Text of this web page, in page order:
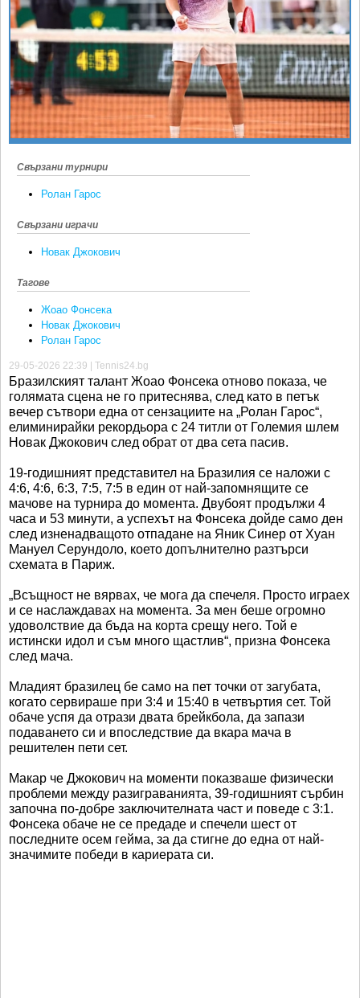
КЛУБОВЕ
БЛОГ
ВИДЕО
ЖЪЛТО
РАКЕТНИ
Спорт&Фитнес
Други
Любители
Свързани турнири
Ролан Гарос
Свързани играчи
Новак Джокович
Тагове
Жоао Фонсека
Новак Джокович
Ролан Гарос
29-05-2026 22:39 | Tennis24.bg
Бразилският талант Жоао Фонсека отново показа, че
голямата сцена не го притеснява, след като в петък
вечер сътвори една от сензациите на „Ролан Гарос“,
елиминирайки рекордьора с 24 титли от Големия шлем
Новак Джокович след обрат от два сета пасив.
19-годишният представител на Бразилия се наложи с
4:6, 4:6, 6:3, 7:5, 7:5 в един от най-запомнящите се
мачове на турнира до момента. Двубоят продължи 4
часа и 53 минути, а успехът на Фонсека дойде само ден
след изненадващото отпадане на Яник Синер от Хуан
Мануел Серундоло, което допълнително разтърси
схемата в Париж.
„Всъщност не вярвах, че мога да спечеля. Просто играех
и се наслаждавах на момента. За мен беше огромно
удоволствие да бъда на корта срещу него. Той е
истински идол и съм много щастлив“, призна Фонсека
след мача.
Младият бразилец бе само на пет точки от загубата,
когато сервираше при 3:4 и 15:40 в четвъртия сет. Той
обаче успя да отрази двата брейкбола, да запази
подаването си и впоследствие да вкара мача в
решителен пети сет.
Макар че Джокович на моменти показваше физически
проблеми между разиграванията, 39-годишният сърбин
започна по-добре заключителната част и поведе с 3:1.
Фонсека обаче не се предаде и спечели шест от
последните осем гейма, за да стигне до една от най-
значимите победи в кариерата си.